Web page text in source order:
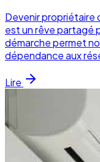
Devenir propriétaire
est un rêve partagé
démarche permet
dépendance aux
Lire